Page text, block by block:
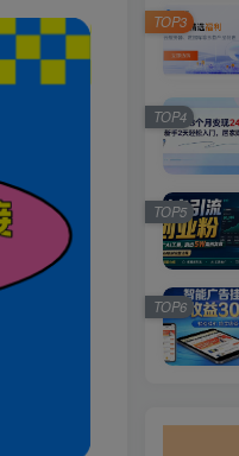
TOP3
TOP4
TOP5
TOP6